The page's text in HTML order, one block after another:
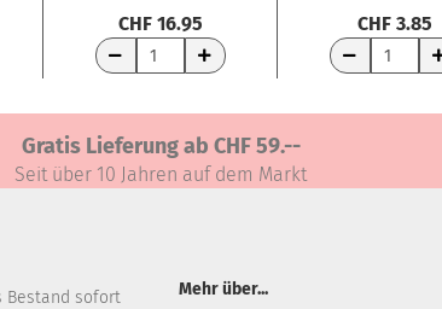
CHF 16.95 CHF 3.85
Gratis Lieferung ab CHF 59.--
Seit über 10 Jahren auf dem Markt
Bestand sofort
Mehr über...